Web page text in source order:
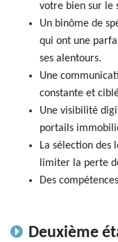
votre bien sur le
Un binôme de
qui ont une
ses alentours.
Une
constante et
Une visibilité
portails
La sélection des
limiter la perte
Des
Deuxième